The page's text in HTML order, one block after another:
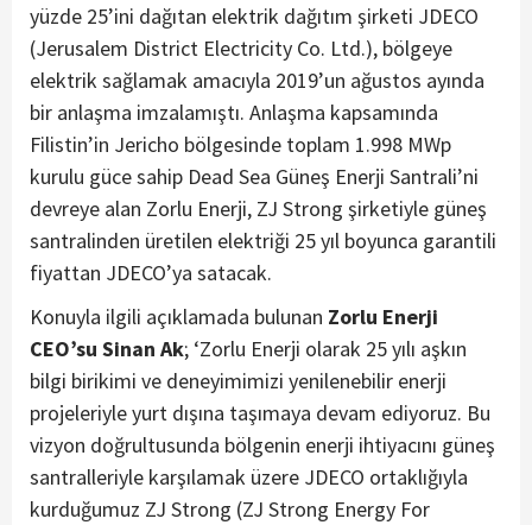
yüzde 25’ini dağıtan elektrik dağıtım şirketi JDECO
(Jerusalem District Electricity Co. Ltd.), bölgeye
elektrik sağlamak amacıyla 2019’un ağustos ayında
bir anlaşma imzalamıştı. Anlaşma kapsamında
Filistin’in Jericho bölgesinde toplam 1.998 MWp
kurulu güce sahip Dead Sea Güneş Enerji Santrali’ni
devreye alan Zorlu Enerji, ZJ Strong şirketiyle güneş
santralinden üretilen elektriği 25 yıl boyunca garantili
fiyattan JDECO’ya satacak.
Konuyla ilgili açıklamada bulunan Zorlu Enerji
CEO’su Sinan Ak; ‘Zorlu Enerji olarak 25 yılı aşkın
bilgi birikimi ve deneyimimizi yenilenebilir enerji
projeleriyle yurt dışına taşımaya devam ediyoruz. Bu
vizyon doğrultusunda bölgenin enerji ihtiyacını güneş
santralleriyle karşılamak üzere JDECO ortaklığıyla
kurduğumuz ZJ Strong (ZJ Strong Energy For